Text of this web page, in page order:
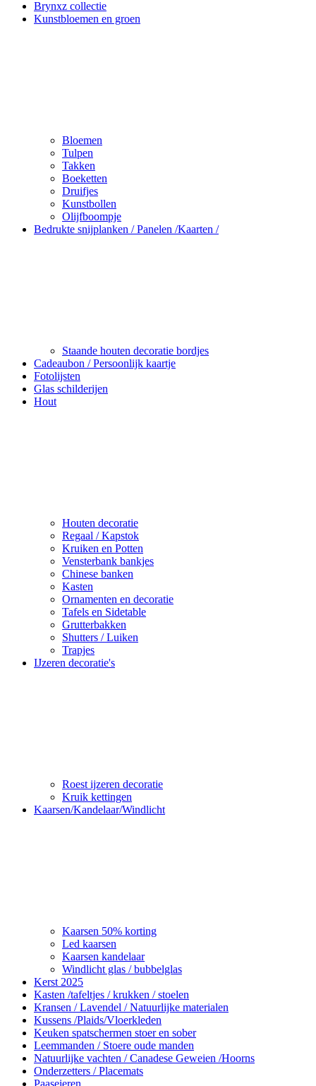
Brynxz collectie
Kunstbloemen en groen
Bloemen
Tulpen
Takken
Boeketten
Druifjes
Kunstbollen
Olijfboompje
Bedrukte snijplanken / Panelen /Kaarten /
Staande houten decoratie bordjes
Cadeaubon / Persoonlijk kaartje
Fotolijsten
Glas schilderijen
Hout
Houten decoratie
Regaal / Kapstok
Kruiken en Potten
Vensterbank bankjes
Chinese banken
Kasten
Ornamenten en decoratie
Tafels en Sidetable
Grutterbakken
Shutters / Luiken
Trapjes
IJzeren decoratie's
Roest ijzeren decoratie
Kruik kettingen
Kaarsen/Kandelaar/Windlicht
Kaarsen 50% korting
Led kaarsen
Kaarsen kandelaar
Windlicht glas / bubbelglas
Kerst 2025
Kasten /tafeltjes / krukken / stoelen
Kransen / Lavendel / Natuurlijke materialen
Kussens /Plaids/Vloerkleden
Keuken spatschermen stoer en sober
Leemmanden / Stoere oude manden
Natuurlijke vachten / Canadese Geweien /Hoorns
Onderzetters / Placemats